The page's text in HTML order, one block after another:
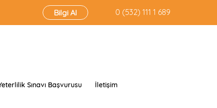
Bilgi Al ‭0 (532) 111 1 689‬
Sınavı Başvurusu İletişim